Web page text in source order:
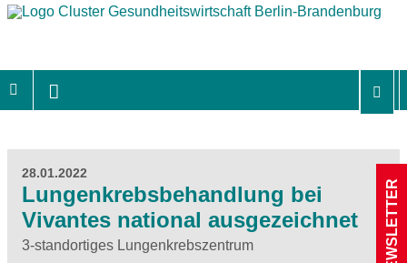
28.01.2022
Lungenkrebsbehandlung bei
Vivantes national ausgezeichnet
3-standortiges Lungenkrebszentrum NEWSLETTER